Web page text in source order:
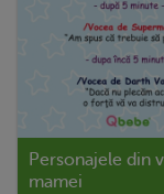
Personajele din
mamei